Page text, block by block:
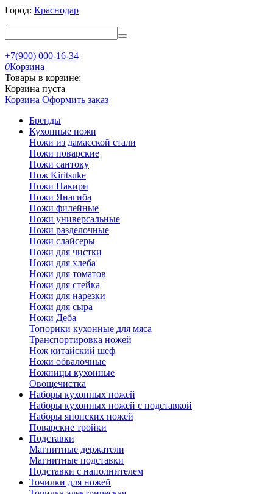
Город: Краснодар
+7(900) 000-16-34
0Корзина
Товары в корзине:
Корзина пуста
Корзина Оформить заказ
Бренды
Кухонные ножи
Ножи из дамасской стали
Ножи поварские
Ножи сантоку
Нож Kiritsuke
Ножи Накири
Ножи Янагиба
Ножи филейные
Ножи универсальные
Ножи разделочные
Ножи слайсеры
Ножи для чистки
Ножи для хлеба
Ножи для томатов
Ножи для стейка
Ножи для нарезки
Ножи для сыра
Ножи Деба
Топорики кухонные для мяса
Транспортировка ножей
Нож китайский шеф
Ножи обвалочные
Ножницы кухонные
Овощечистка
Наборы кухонных ножей
Наборы кухонных ножей с подставкой
Наборы японских ножей
Поварские тройки
Подставки
Магнитные держатели
Магнитные подставки
Подставки с наполнителем
Точилки для ножей